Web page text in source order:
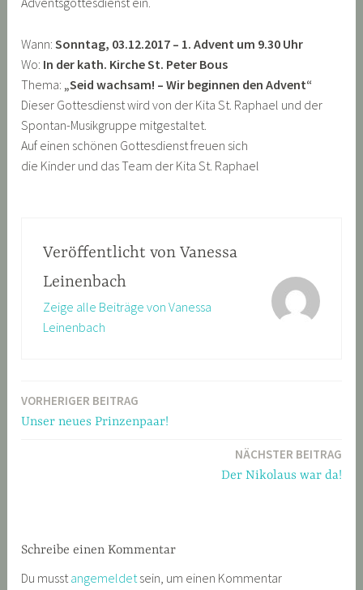
Wann:Sonntag, 03.12.2017 – 1. Advent um 9.30 Uhr
Wo: In der kath. Kirche St. Peter Bous
Thema: „Seid wachsam! – Wir beginnen den Advent“
Dieser Gottesdienst wird von der Kita St. Raphael und der
Spontan-Musikgruppe mitgestaltet.
Auf einen schönen Gottesdienst freuen sich
die Kinder und das Team der Kita St. Raphael
Veröffentlicht von Vanessa
Leinenbach
Zeige alle Beiträge von Vanessa
Leinenbach
Beitragsnavigation
VORHERIGER BEITRAG
Unser neues Prinzenpaar!
NÄCHSTER BEITRAG
Der Nikolaus war da!
Schreibe einen Kommentar
Du musst angemeldet sein, um einen Kommentar